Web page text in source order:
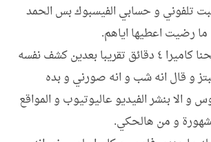
و حسابي الفيسبوك بس الحمد
اياهم.
فتحنا كاميرا ٤ دقائق تقريبا بعدين كشف نفسه
انه شب و انه صورني و بده
الفيديو عاليوتيوب و المواقع
هالحكي.